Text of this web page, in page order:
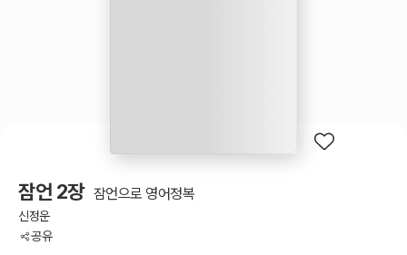
잠언 2장 잠언으로 영어정복
신정운
공유